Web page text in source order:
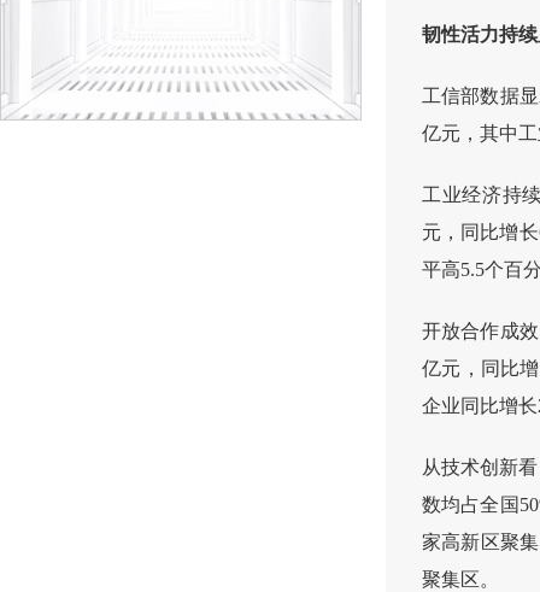
韧性活力持
工信部数据
亿元，其中
工业经济持
元，同比增
平高5.5个百
开放合作成
亿元，同比
企业同比增
从技术创新
数均占全国
家高新区聚
聚集区。